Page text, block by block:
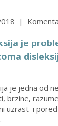
|
je
je jedna od
brzine,
uzrast i pored